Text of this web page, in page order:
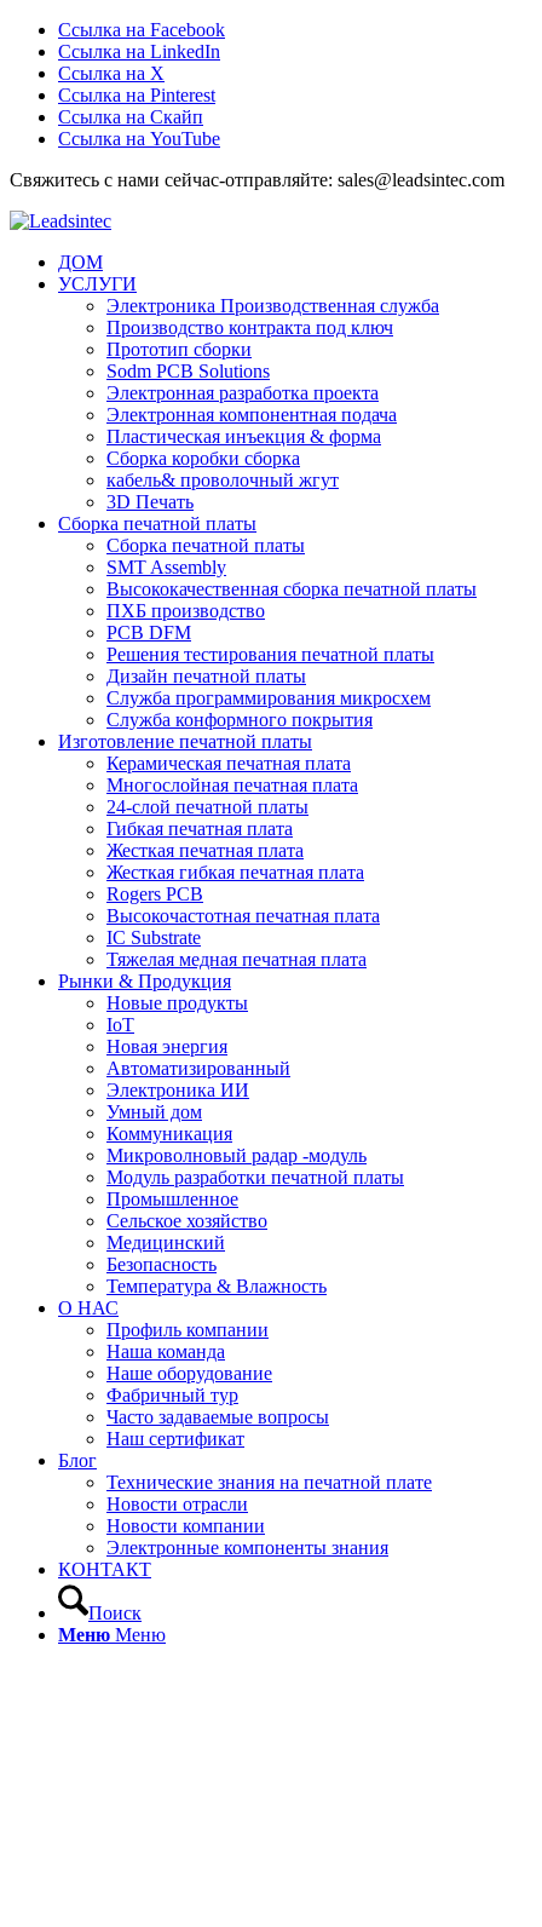
Ссылка на Facebook
Ссылка на LinkedIn
Ссылка на Х
Ссылка на Pinterest
Ссылка на Скайп
Ссылка на YouTube
Свяжитесь с нами сейчас-отправляйте: sales@leadsintec.com
ДОМ
УСЛУГИ
Электроника Производственная служба
Производство контракта под ключ
Прототип сборки
Sodm PCB Solutions
Электронная разработка проекта
Электронная компонентная подача
Пластическая инъекция & форма
Сборка коробки сборка
кабель& проволочный жгут
3D Печать
Сборка печатной платы
Сборка печатной платы
SMT Assembly
Высококачественная сборка печатной платы
ПХБ производство
PCB DFM
Решения тестирования печатной платы
Дизайн печатной платы
Служба программирования микросхем
Служба конформного покрытия
Изготовление печатной платы
Керамическая печатная плата
Многослойная печатная плата
24-слой печатной платы
Гибкая печатная плата
Жесткая печатная плата
Жесткая гибкая печатная плата
Rogers PCB
Высокочастотная печатная плата
IC Substrate
Тяжелая медная печатная плата
Рынки & Продукция
Новые продукты
IoT
Новая энергия
Автоматизированный
Электроника ИИ
Умный дом
Коммуникация
Микроволновый радар -модуль
Модуль разработки печатной платы
Промышленное
Сельское хозяйство
Медицинский
Безопасность
Температура & Влажность
О НАС
Профиль компании
Наша команда
Наше оборудование
Фабричный тур
Часто задаваемые вопросы
Наш сертификат
Блог
Технические знания на печатной плате
Новости отрасли
Новости компании
Электронные компоненты знания
КОНТАКТ
Поиск
Меню Меню